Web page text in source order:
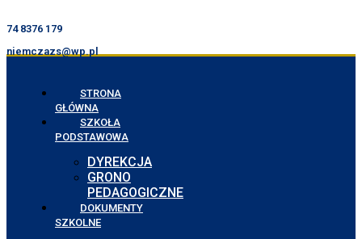
74 8376 179
niemczazs@wp.pl
STRONA
GŁÓWNA
SZKOŁA
PODSTAWOWA
DYREKCJA
GRONO
PEDAGOGICZNE
DOKUMENTY
SZKOLNE